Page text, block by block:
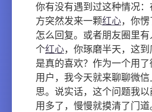
你有没有遇到过这种情况
方突然发来一颗红心，你
怎么回复。或者朋友圈里
个红心，你琢磨半天，这
是真的喜欢？作为一个用
用户，我今天就来聊聊微
思。说实话，这个问题我
用多了，慢慢就摸清了门道